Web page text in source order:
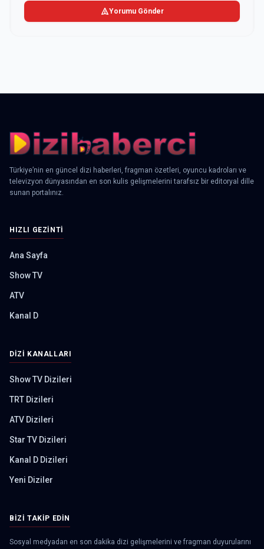
Yorumu Gönder
Türkiye’nin en güncel dizi haberleri, fragman özetleri, oyuncu kadroları ve
televizyon dünyasından en son kulis gelişmelerini tarafsız bir editoryal dille
sunan portalınız.
HIZLI GEZINTI
Ana Sayfa
Show TV
ATV
Kanal D
DIZI KANALLARI
Show TV Dizileri
TRT Dizileri
ATV Dizileri
Star TV Dizileri
Kanal D Dizileri
Yeni Diziler
BIZI TAKIP EDIN
Sosyal medyadan en son dakika dizi gelişmelerini ve fragman duyurularını